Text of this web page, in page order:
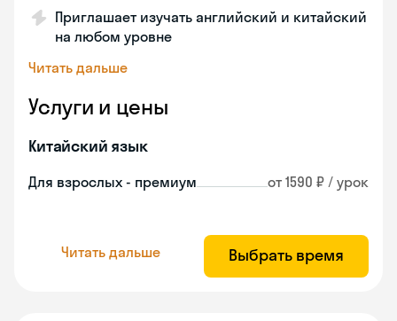
Приглашает изучать английский и китайский
на любом уровне
Читать дальше
Услуги и цены
Китайский язык
Для взрослых - премиум от 1590 ₽ / урок
Читать дальше Выбрать время